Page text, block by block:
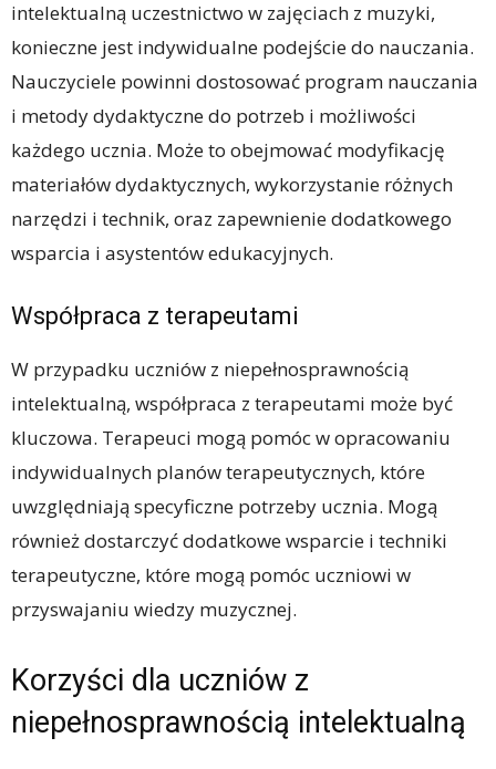
intelektualną uczestnictwo w zajęciach z muzyki,
konieczne jest indywidualne podejście do nauczania.
Nauczyciele powinni dostosować program nauczania
i metody dydaktyczne do potrzeb i możliwości
każdego ucznia. Może to obejmować modyfikację
materiałów dydaktycznych, wykorzystanie różnych
narzędzi i technik, oraz zapewnienie dodatkowego
wsparcia i asystentów edukacyjnych.
Współpraca z terapeutami
W przypadku uczniów z niepełnosprawnością
intelektualną, współpraca z terapeutami może być
kluczowa. Terapeuci mogą pomóc w opracowaniu
indywidualnych planów terapeutycznych, które
uwzględniają specyficzne potrzeby ucznia. Mogą
również dostarczyć dodatkowe wsparcie i techniki
terapeutyczne, które mogą pomóc uczniowi w
przyswajaniu wiedzy muzycznej.
Korzyści dla uczniów z
niepełnosprawnością intelektualną